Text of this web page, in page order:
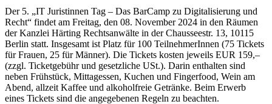
Der 5. „IT Juristinnen Tag – Das BarCamp zu Digitalisierung und
Recht“ findet am Freitag, den 08. November 2024 in den Räumen
der Kanzlei Härting Rechtsanwälte in der Chausseestr. 13, 10115
Berlin statt. Insgesamt ist Platz für 100 TeilnehmerInnen (75 Tickets
für Frauen, 25 für Männer). Die Tickets kosten jeweils EUR 159,–
(zzgl. Ticketgebühr und gesetzliche USt.). Darin enthalten sind
neben Frühstück, Mittagessen, Kuchen und Fingerfood, Wein am
Abend, allzeit Kaffee und alkoholfreie Getränke. Beim Erwerb
eines Tickets sind die angegebenen Regeln zu beachten.